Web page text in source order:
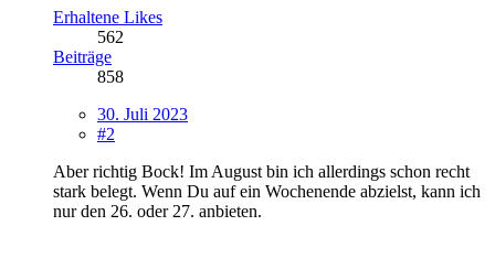
Erhaltene Likes
562
Beiträge
858
30. Juli 2023
#2
Aber richtig Bock! Im August bin ich allerdings schon recht
stark belegt. Wenn Du auf ein Wochenende abzielst, kann ich
nur den 26. oder 27. anbieten.